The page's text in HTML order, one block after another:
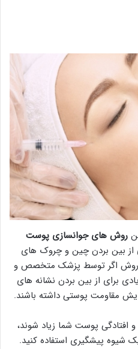
روش های جوانسازی پوست
از بین بردن چین و چروک های
روش اگر توسط پزشک متخصص و
برای از بین بردن نشانه های
مقاومت پوستی داشته باشند.
پوست شما زیاد شوند،
شیوه پیشگیری استفاده کنید.